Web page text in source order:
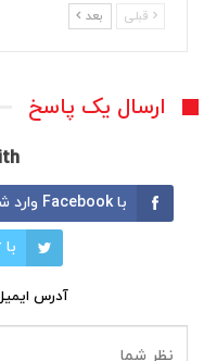
قبلی بعد
ارسال یک پاسخ
با Facebook وارد شوید
با Twitter وارد شوید
آدرس